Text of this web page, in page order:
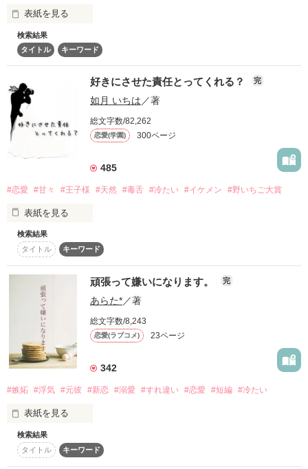
Ｍｉｌｋｙさま、榊あおいさま
素敵なレビューを
ありがとうございました(*^^*)
ひなたがすごい馬鹿です
作品を読む
とても励みになっています( ; _ ; )✎*。
続*南くんの彼女( 七 転 八 起 ⁉︎ )
無事に完結しました( ⁎ᵕᴗᵕ⁎ )♡
ぜひ七転八起もよろしくお願いします❁
※文庫では修正を加えておりますが、
修学旅行シーンの時系列が破茶滅茶です。
サイト版も修正予定なので今しばらく
お待ちくださいますようお願い申し上げます！
彼は……
「…………」
クール男子です。
┈┈┈┈┈┈┈ ❁ ❁ ❁ ┈┈┈┈┈┈┈┈
今井くん大好き女子
石原 由良 -Yura Ishihara-
イケメンクール男子
でも、きっと心のどこかで愛を探していたので
しょう。
だって、人はひとりでは生きていけない。
*⃝̥◌⑅⃝◍♡◌*⃝̥◍♡*⃝̥◌⑅⃝◍♡◌*⃝̥◍♡*⃝̥◌⑅⃝◍
débute▹▸﻿2016.12.03
la fin▹▸﻿2017.08.15
◇総合ランキング2位◇
◇オススメ作品に掲載して頂きました！◇
2017.08.22
本当にありがとうございます！
表紙を見る
「藤く〜ん」
「……」
「……」
「ねぇねぇ〜、藤く〜ん！」
どんなに冷たくされても
検索結果
タイトル
キーワード
好きにさせた責任とってくれる？ 完
如月 いちは ／著
総文字数/82,262
恋愛(学園) 300ページ
485
#恋愛 #甘々 #王子様 #天然 #毒舌 #冷たい #イケメン #野いちご大賞
表紙を見る
私の通う学園には“王子様”がいるんです。
近づきにくいけれど、みんなの目を引く王子様。
「好き、桐生くんっ…」
その呼び名は…………
検索結果
タイトル
キーワード
頑張って嫌いになります。 完
あらた*／著
総文字数/8,243
恋愛(ラブコメ) 23ページ
342
#嫉妬 #浮気 #元彼 #新恋 #溺愛 #すれ違い #恋愛 #短編 #冷たい
表紙を見る
なんとか付き合ってもらって、舞い上がってたけれど
検索結果
タイトル
キーワード